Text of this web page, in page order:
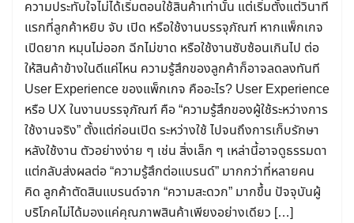
ความประทับใจไม่ได้เริ่มตอนใช้สินค้าเท่านั้น แต่เริ่มตั้งแต่วินาที
แรกที่ลูกค้าหยิบ จับ เปิด หรือใช้งานบรรจุภัณฑ์ หากแพ็กเกจ
เปิดยาก หมุนไม่ออก ฉีกไม่ขาด หรือใช้งานซับซ้อนเกินไป ต่อ
ให้สินค้าข้างในดีแค่ไหน ความรู้สึกของลูกค้าก็อาจลดลงทันที
User Experience ของแพ็กเกจ คืออะไร? User Experience
หรือ UX ในงานบรรจุภัณฑ์ คือ “ความรู้สึกของผู้ใช้ระหว่างการ
ใช้งานจริง” ตั้งแต่ก่อนเปิด ระหว่างใช้ ไปจนถึงการเก็บรักษา
หลังใช้งาน ตัวอย่างง่าย ๆ เช่น สิ่งเล็ก ๆ เหล่านี้อาจดูธรรมดา
แต่กลับส่งผลต่อ “ความรู้สึกต่อแบรนด์” มากกว่าที่หลายคน
คิด ลูกค้าตัดสินแบรนด์จาก “ความสะดวก” มากขึ้น ปัจจุบันผู้
บริโภคไม่ได้มองแค่คุณภาพสินค้าเพียงอย่างเดียว […]